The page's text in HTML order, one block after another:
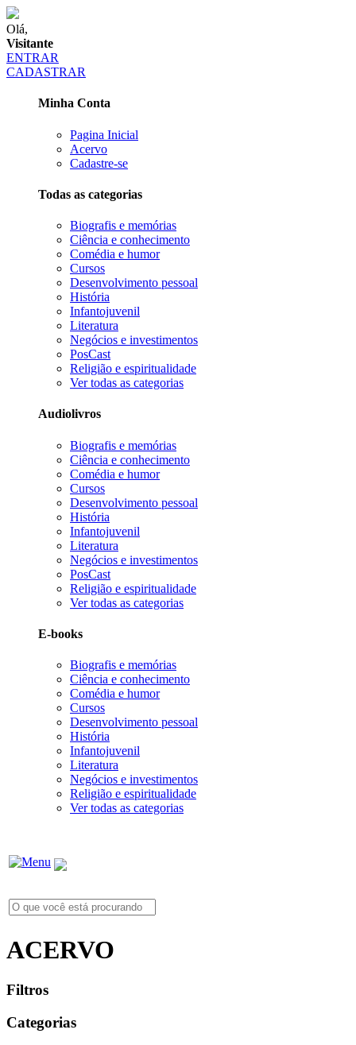
Olá,
Visitante
ENTRAR
CADASTRAR
Minha Conta
Pagina Inicial
Acervo
Cadastre-se
Todas as categorias
Biografis e memórias
Ciência e conhecimento
Comédia e humor
Cursos
Desenvolvimento pessoal
História
Infantojuvenil
Literatura
Negócios e investimentos
PosCast
Religião e espiritualidade
Ver todas as categorias
Audiolivros
Biografis e memórias
Ciência e conhecimento
Comédia e humor
Cursos
Desenvolvimento pessoal
História
Infantojuvenil
Literatura
Negócios e investimentos
PosCast
Religião e espiritualidade
Ver todas as categorias
E-books
Biografis e memórias
Ciência e conhecimento
Comédia e humor
Cursos
Desenvolvimento pessoal
História
Infantojuvenil
Literatura
Negócios e investimentos
Religião e espiritualidade
Ver todas as categorias
ACERVO
Filtros
Categorias